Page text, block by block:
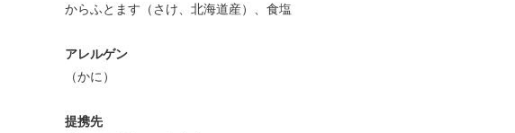
からふとます（さけ、北海道産）、食塩
アレルゲン
（かに）
提携先